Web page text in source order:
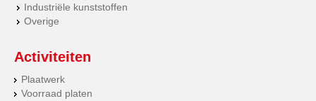
Industriële kunststoffen
Overige
Activiteiten
Plaatwerk
Voorraad platen